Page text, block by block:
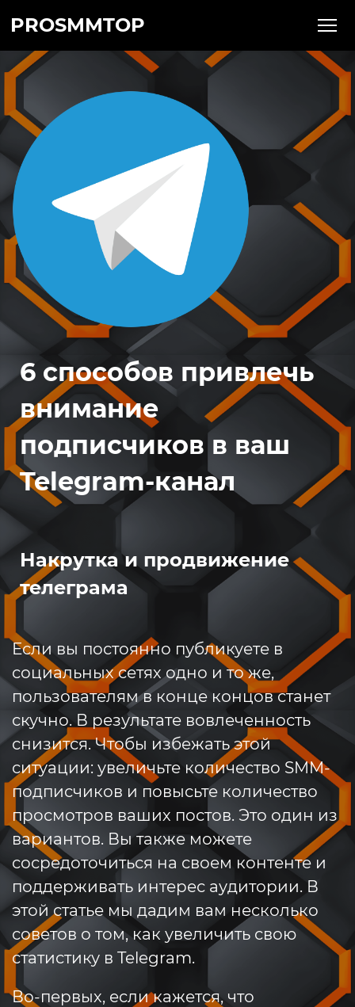
PROSMMTOP
6 способов привлечь
внимание
подписчиков в ваш
Telegram-канал
Накрутка и продвижение
телеграма
Если вы постоянно публикуете в
социальных сетях одно и то же,
пользователям в конце концов станет
скучно. В результате вовлеченность
снизится. Чтобы избежать этой
ситуации: увеличьте количество SMM-
подписчиков и повысьте количество
просмотров ваших постов. Это один из
вариантов. Вы также можете
сосредоточиться на своем контенте и
поддерживать интерес аудитории. В
этой статье мы дадим вам несколько
советов о том, как увеличить свою
статистику в Telegram.
Во-первых, если кажется, что